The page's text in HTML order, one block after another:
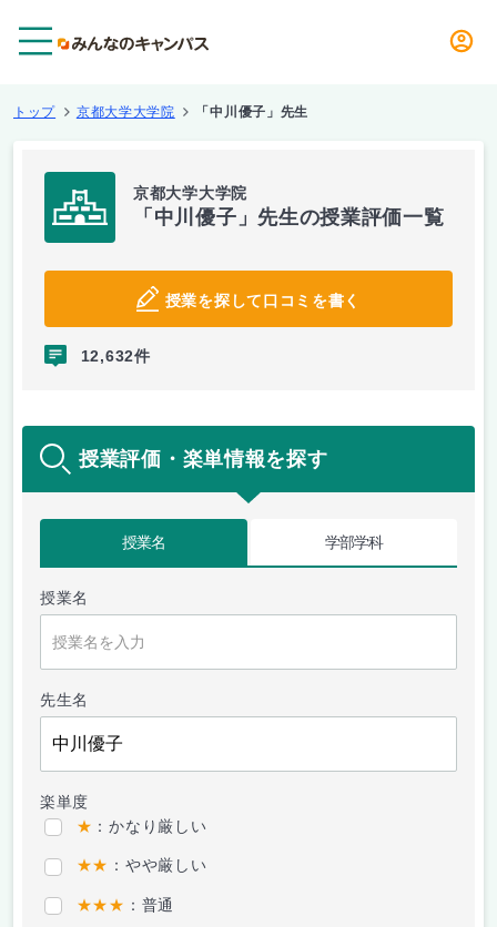
トップ 京都大学大学院 「中川優子」先生
京都大学大学院
「中川優子」先生の授業評価一覧
授業を探して口コミを書く
12,632件
授業評価・楽単情報を探す
授業名 学部学科
授業名
先生名
楽単度
★ ：かなり厳しい
★★ ：やや厳しい
★★★ ：普通